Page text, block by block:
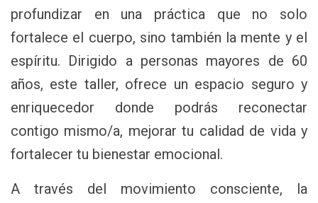
profundizar en una práctica que no solo
fortalece el cuerpo, sino también la mente y el
espíritu. Dirigido a personas mayores de 60
años, este taller, ofrece un espacio seguro y
enriquecedor donde podrás reconectar
contigo mismo/a, mejorar tu calidad de vida y
fortalecer tu bienestar emocional.
A través del movimiento consciente, la